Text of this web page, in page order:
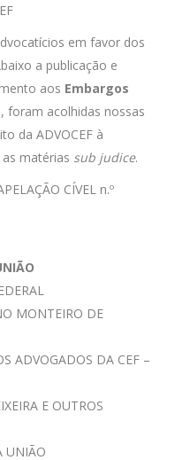
em favor dos
a publicação e
aos Embargos
foram acolhidas nossas
da ADVOCEF à
matérias sub judice.
CÍVEL n.º
MONTEIRO DE
ADVOGADOS DA CEF –
E OUTROS
UNIÃO